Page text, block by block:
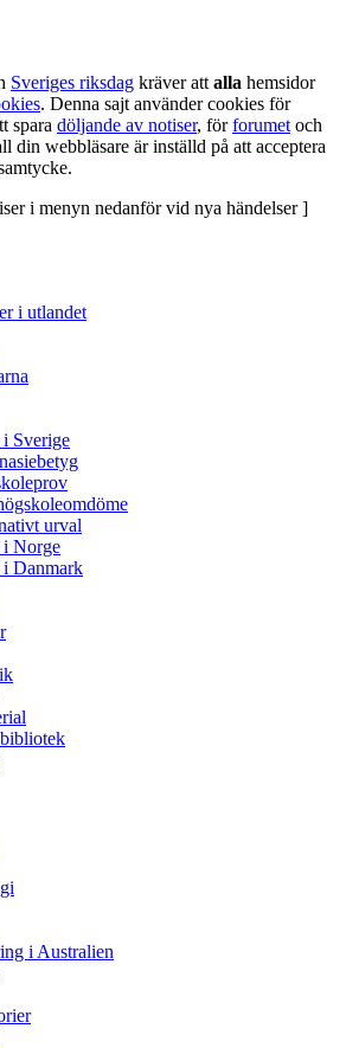
Sveriges riksdag kräver att alla hemsidor
. Denna sajt använder cookies för
spara döljande av notiser, förforumet och
din webbläsare är inställd på att acceptera
i menyn nedanför vid nya händelser ]
i utlandet
Sverige
urval
Norge
Danmark
i Australien